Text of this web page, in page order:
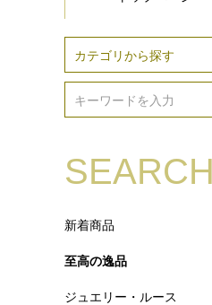
SEARCH
新着商品
至高の逸品
ジュエリー・ルース